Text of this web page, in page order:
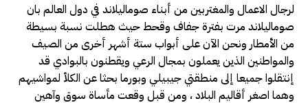
لرجال الاعمال والمغتربين من أبناء صوماليلاند في دول العالم بان
صوماليلاند مرت بفترة جفاف وقحط حيث هطلت نسبة بسيطة
من الأمطار ونحن الآن على أبواب ستة أشهر أخرى من الصيف
والمواطنين الذين يعملون بمجال الرعي ويقطنون بالبوادي قد
إنتقلوا جميعا إلى منطقتي جيبيلي وبورما بحثا عن الكلأ لمواشيهم
وهما اصغر أقاليم البلاد ، ومن قبل وقعت مأساة سوق وآهين